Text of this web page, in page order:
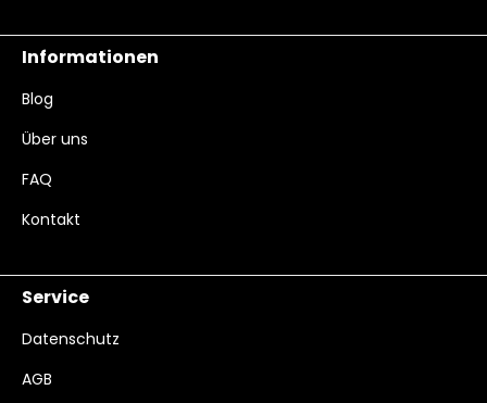
Informationen
Blog
Über uns
FAQ
Kontakt
Service
Datenschutz
AGB